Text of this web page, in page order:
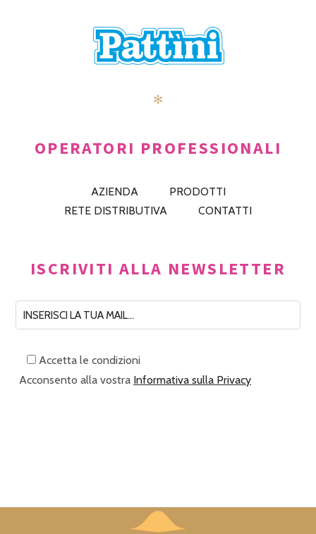
✻
OPERATORI PROFESSIONALI
AZIENDA
PRODOTTI
RETE DISTRIBUTIVA
CONTATTI
ISCRIVITI ALLA NEWSLETTER
Accetta le condizioni
Acconsento alla vostra Informativa sulla Privacy